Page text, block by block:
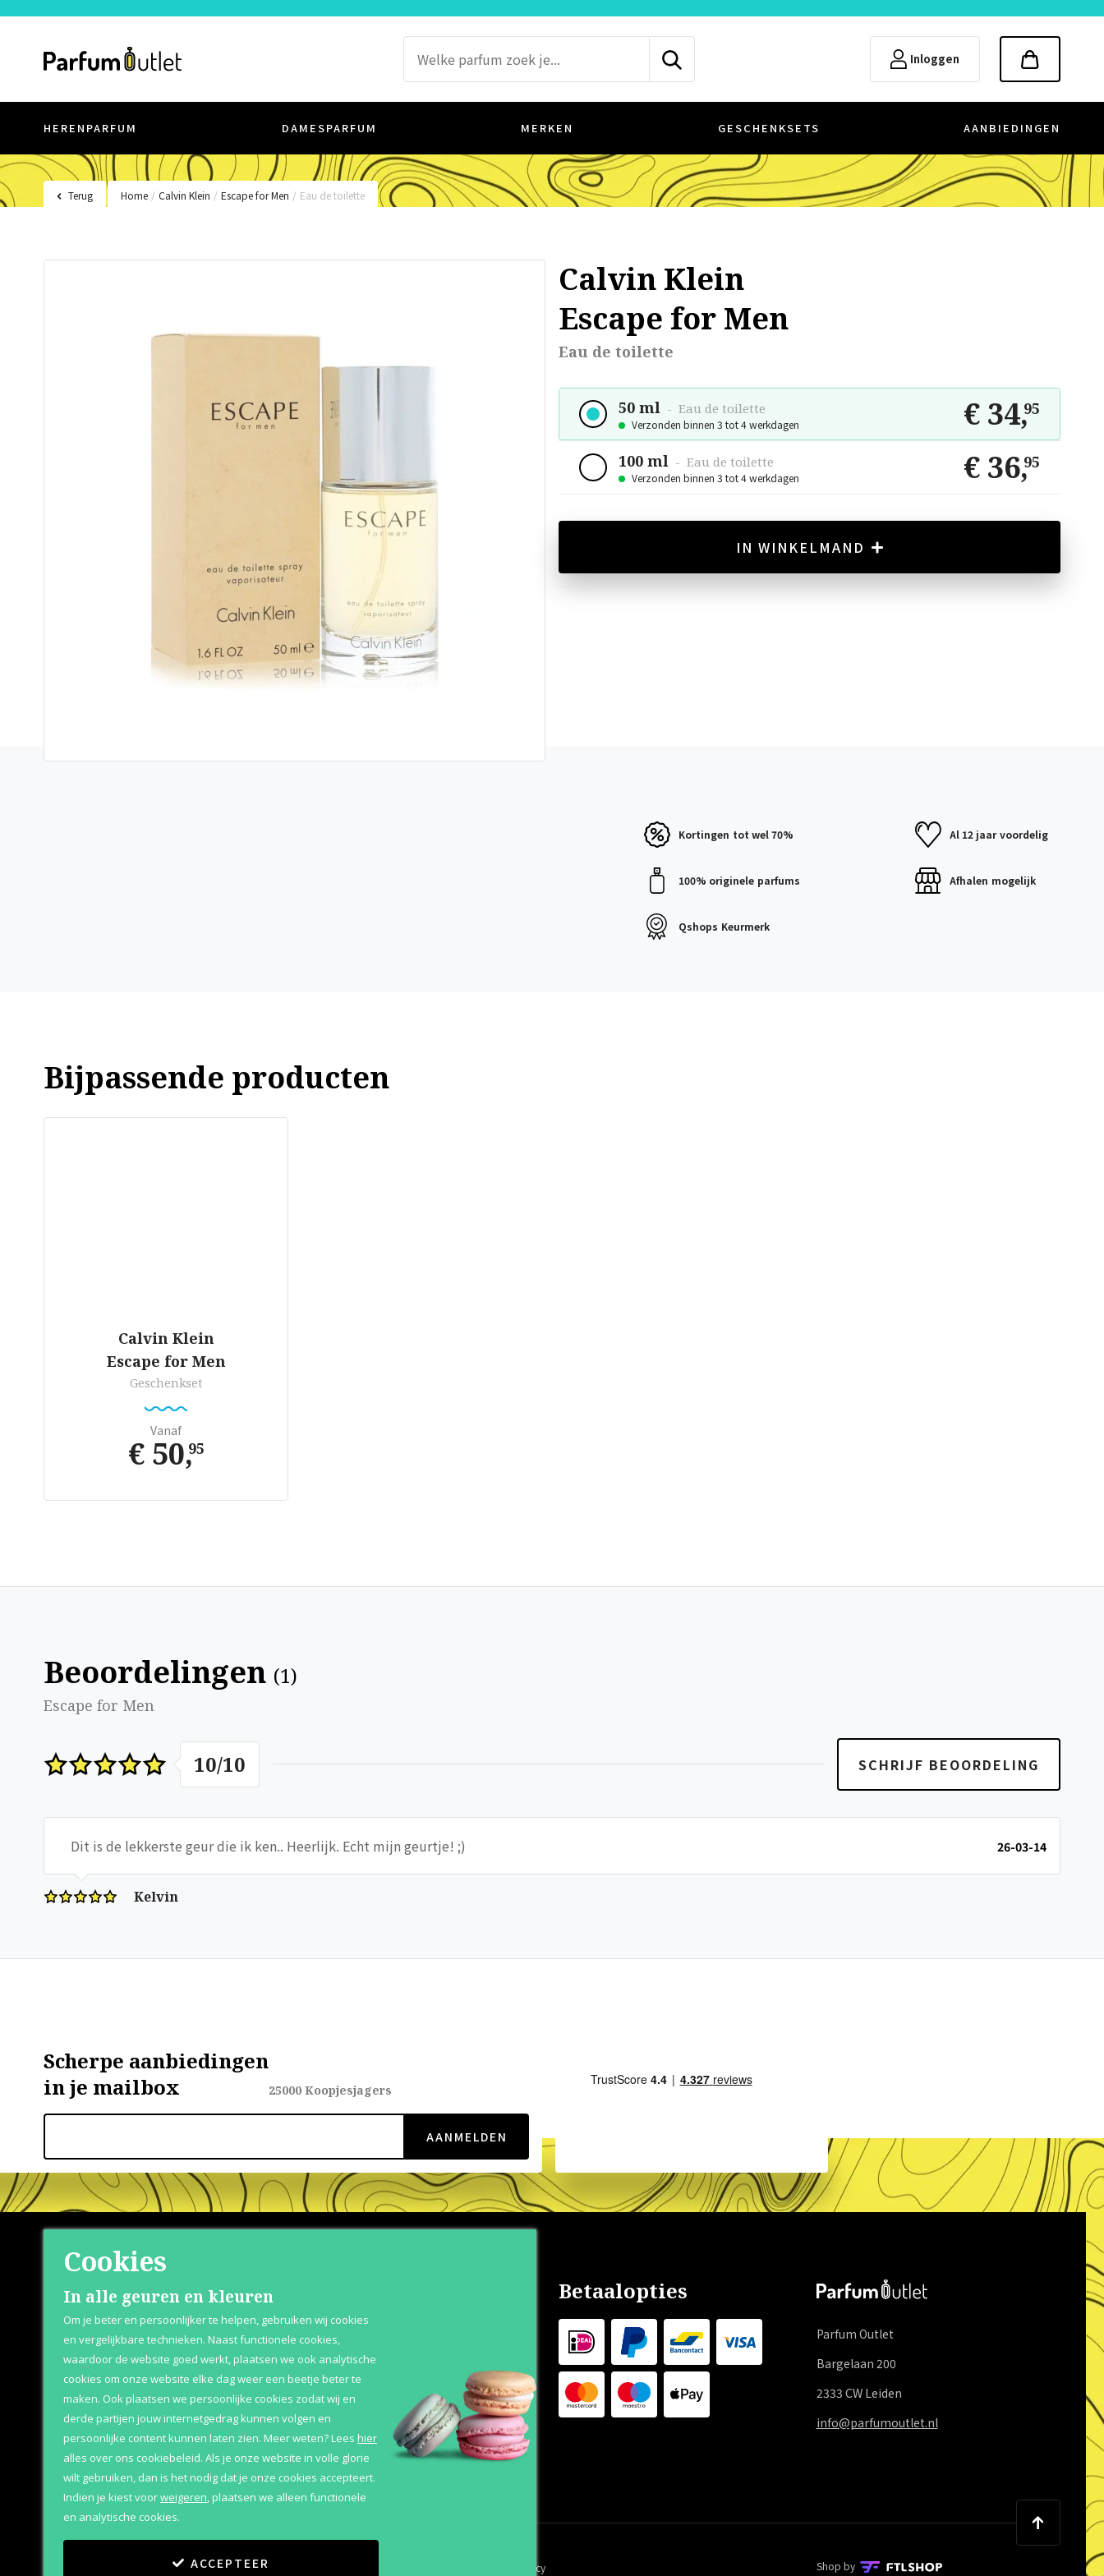
Inloggen
HERENPARFUM DAMESPARFUM MERKEN GESCHENKSETS AANBIEDINGEN
Terug Home / Calvin Klein / Escape for Men / Eau de toilette
Calvin Klein
Escape for Men
Eau de toilette
50 ml - Eau de toilette
Verzonden binnen 3 tot 4 werkdagen € 34,95
100 ml - Eau de toilette
Verzonden binnen 3 tot 4 werkdagen € 36,95
IN WINKELMAND
Kortingen tot wel 70% Al 12 jaar voordelig
100% originele parfums Afhalen mogelijk
Qshops Keurmerk
Bijpassende producten
Calvin Klein
Escape for Men
Geschenkset
Vanaf
€ 50,95
Beoordelingen (1)
Escape for Men
10/10 SCHRIJF BEOORDELING
Dit is de lekkerste geur die ik ken.. Heerlijk. Echt mijn geurtje! ;) 26-03-14
Kelvin
Scherpe aanbiedingen
in je mailbox
25000 Koopjesjagers
AANMELDEN
Shop
Herenparfum
Damesparfum
Merken
Geschenksets
Aanbiedingen
Retourneren
Bezorging & Levertijd
Over Parfum Outlet
Betaalopties
Betaalopties
Parfum Outlet
Bargelaan 200
2333 CW Leiden
info@parfumoutlet.nl
2026 Parfum Outlet Privacy Policy Shop by
Cookies
In alle geuren en kleuren
Om je beter en persoonlijker te helpen, gebruiken wij cookies
en vergelijkbare technieken. Naast functionele cookies,
waardoor de website goed werkt, plaatsen we ook analytische
cookies om onze website elke dag weer een beetje beter te
maken. Ook plaatsen we persoonlijke cookies zodat wij en
derde partijen jouw internetgedrag kunnen volgen en
persoonlijke content kunnen laten zien. Meer weten?Lees hier
alles over ons cookiebeleid. Als je onze website in volle glorie
wilt gebruiken, dan is het nodig dat je onze cookies accepteert.
Indien je kiest voorweigeren,plaatsen we alleen functionele
en analytische cookies.
ACCEPTEER